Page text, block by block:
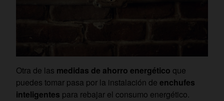
Otra de las medidas de ahorro energético que
puedes tomar pasa por la instalación de enchufes
inteligentes para rebajar el consumo energético.